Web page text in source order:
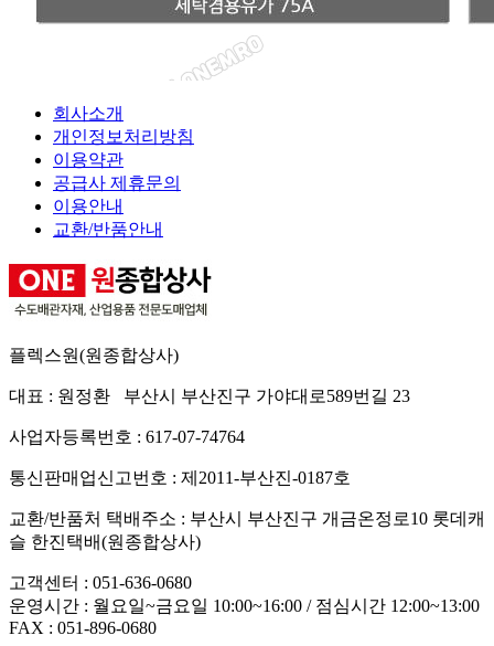
회사소개
개인정보처리방침
이용약관
공급사 제휴문의
이용안내
교환/반품안내
플렉스원(원종합상사)
대표 : 원정환 부산시 부산진구 가야대로589번길 23
사업자등록번호 : 617-07-74764
통신판매업신고번호 : 제2011-부산진-0187호
교환/반품처 택배주소 : 부산시 부산진구 개금온정로10 롯데캐
슬 한진택배(원종합상사)
고객센터 : 051-636-0680
운영시간 : 월요일~금요일 10:00~16:00 / 점심시간 12:00~13:00
FAX : 051-896-0680